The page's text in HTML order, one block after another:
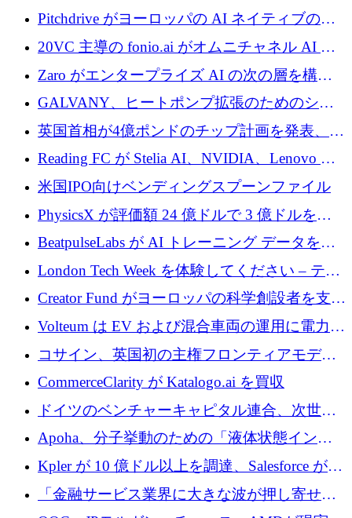
ロを確保
Pitchdrive がヨーロッパの AI ネイティブの創
業者を支援するために 6,000 万ユーロを調達
20VC 主導の fonio.ai がオムニチャネル AI プ
ラットフォームのために 1,700 万ドルを調達
Zaro がエンタープライズ AI の次の層を構築
するために 510 万ドルを獲得
GALVANY、ヒートポンプ拡張のためのシー
ドラウンドで1,000万ユーロを確保
英国首相が4億ポンドのチップ計画を発表、英
国の新興企業は「ここで拡大」し「ここに留
まる」
Reading FC が Stelia AI、NVIDIA、Lenovo と
協力して AI Center of Excellence を立ち上げ
米国IPO向けベンディングスプーンファイル
PhysicsX が評価額 24 億ドルで 3 億ドルを調
達
BeatpulseLabs が AI トレーニング データを拡
張するために 180 万ドルのプレシードを調達
London Tech Week を体験してください – テク
ノロジーがヨーロッパのイノベーションの未
来を形作る場所
Creator Fund がヨーロッパの科学創設者を支援
するために 5,600 万ドルを調達
Volteum は EV および混合車両の運用に電力を
供給するために 250 万ユーロを寄付
コサイン、英国初の主権フロンティアモデル
で業界の支援を確保
CommerceClarity が Katalogo.ai を買収
ドイツのベンチャーキャピタル連合、次世代
スタートアップの成長に向けて機関投資家へ
の資本シフトを呼びかけ
Apoha、分子挙動のための「液体状態インテ
リジェンス」を構築するために3,600万ドルを
かけてステルス状態から出現
Kpler が 10 億ドル以上を調達、Salesforce が
Contentful を買収、Built in Europe キャンペー
ンを開始
「金融サービス業界に大きな波が押し寄せて
いる」と「欧州初のAIネイティブ銀行」のボ